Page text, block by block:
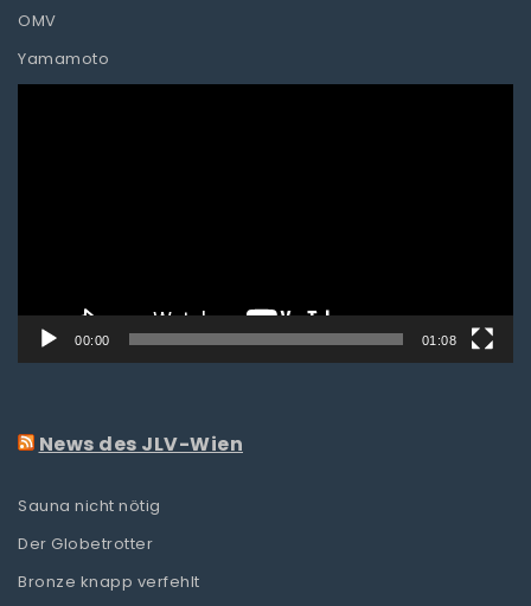
OMV
Yamamoto
00:00 01:08
News des JLV-Wien
Sauna nicht nötig
Der Globetrotter
Bronze knapp verfehlt